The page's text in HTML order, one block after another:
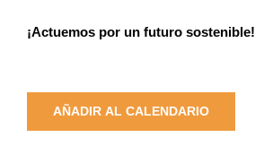
¡Actuemos por un futuro sostenible!
AÑADIR AL CALENDARIO